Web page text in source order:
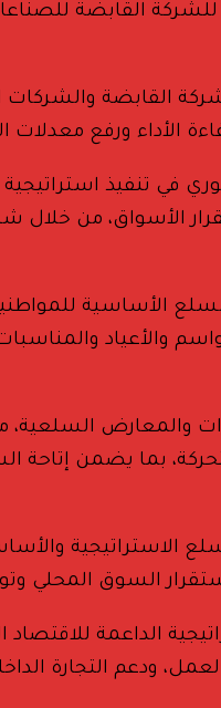
للشركة القابضة
القابضة والشركات
ورفع معدلات
تنفيذ استراتيجية
الأسواق، من خلال
السلع الأساسية
والأعياد
والمعارض
بما يضمن
الاستراتيجية
السوق المحلي
الداعمة
ودعم التجارة